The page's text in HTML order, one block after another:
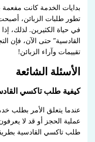
بدايات الخدمة كانت
تطور طلبات الزبائن،
في حياة الكثيرين. لذلك،
القادسية” حتى الآن، فإن
تقييمات وآراء الزبائن!
الأسئلة الشائعة
كيفية طلب تاكسي
عندما يتعلق الأمر بطلب
عملية الحجز أو قد لا
طلب تاكسي القادسية